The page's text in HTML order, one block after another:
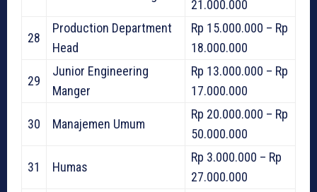
21.000.000
28
Production Department
Head
Rp 15.000.000 – Rp
18.000.000
29
Junior Engineering
Manger
Rp 13.000.000 – Rp
17.000.000
30 Manajemen Umum
Rp 20.000.000 – Rp
50.000.000
31 Humas
Rp 3.000.000 – Rp
27.000.000